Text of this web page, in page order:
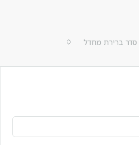
סדר ברירת מחדל